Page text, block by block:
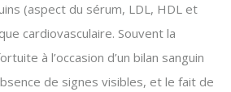
(aspect du sérum, LDL, HDL et
cardiovasculaire. Souvent la
à l’occasion d’un bilan sanguin
de signes visibles, et le fait de